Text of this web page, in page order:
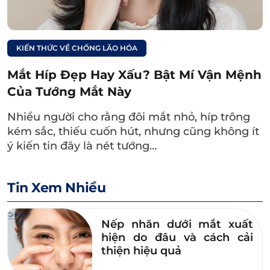
Lựa chọn địa chỉ thẩm mỹ uy tín, chuyên
nghiệp, dày dặn kinh nghiệm điều trị
chuyên sâu và giải quyết toàn diện các vấn
Trao đổi với bác sĩ về tình trạng sức khỏe, xét
mạn tính như tiểu đường, tim mạch,… để
quá trình phẫu thuật diễn ra an toàn, hạn
Không sử dụng cà phê, rượu bia khoảng 3
ngày trước khi phẫu thuật để tránh ảnh
hưởng tiêu cực đến kết quả điều trị.
Giữ tâm lý thoải mái, ngủ đủ giấc trước khi
phẫu thuật.
KIẾN THỨC VỀ CHỐNG LÃO HÓA
Mắt Híp Đẹp Hay Xấu? Bật Mí Vận Mệnh
Của Tướng Mắt Này
Nhiều người cho rằng đôi mắt nhỏ, híp trông
kém sắc, thiếu cuốn hút, nhưng cũng không ít
ý kiến tin đây là nét tướng…
Tin Xem Nhiều
Nếp nhăn dưới mắt xuất
hiện do đâu và cách cải
thiện hiệu quả